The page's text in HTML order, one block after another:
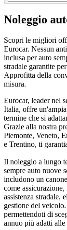
Noleggio
Scopri le migliori
Eurocar. Nessun
inclusa per auto
stradale garantite
Approfitta della
misura.
Eurocar, leader nel
Italia, offre
termine che si
Grazie alla nostra
Piemonte, Veneto,
e Trentino, ti
Il noleggio a lungo
sempre auto nuove
includono un
come
assistenza stradale,
gestione del
permettendoti di
annuo più adatti alle